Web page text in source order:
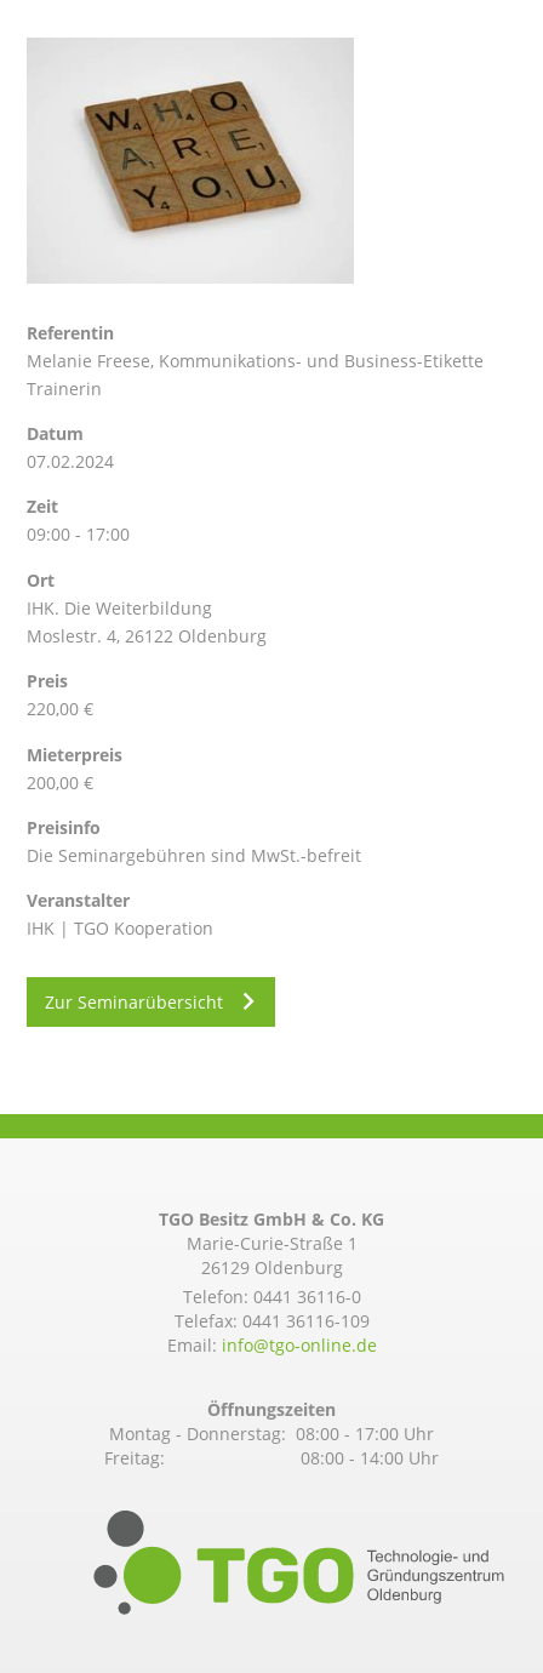
Referentin
Melanie Freese, Kommunikations- und Business-Etikette
Trainerin
Datum
07.02.2024
Zeit
09:00 - 17:00
Ort
IHK. Die Weiterbildung
Moslestr. 4, 26122 Oldenburg
Preis
220,00 €
Mieterpreis
200,00 €
Preisinfo
Die Seminargebühren sind MwSt.-befreit
Veranstalter
IHK | TGO Kooperation
Zur Seminarübersicht
TGO Besitz GmbH & Co. KG
Marie-Curie-Straße 1
26129 Oldenburg
Telefon: 0441 36116-0
Telefax: 0441 36116-109
Email: info@­tgo-online.de
Öffnungszeiten
Montag - Donnerstag: 08:00 - 17:00 Uhr
Freitag: 08:00 - 14:00 Uhr